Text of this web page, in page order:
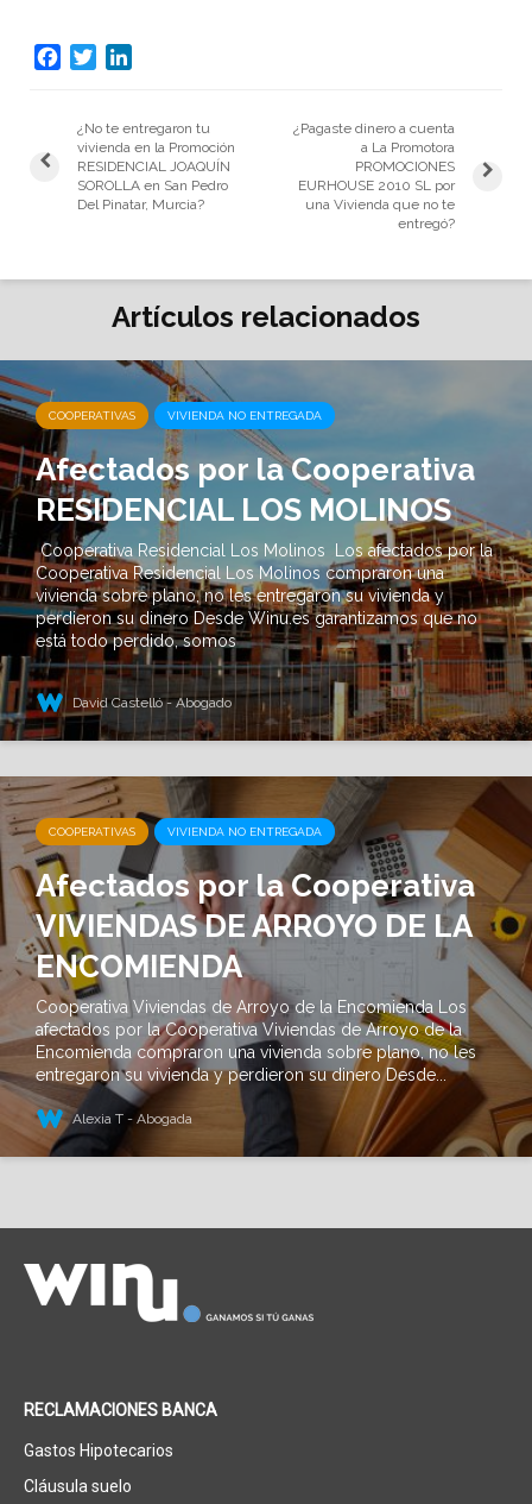
t
t
e
r
k
e
d
I
¿No te entregaron tu
vivienda en la Promoción
RESIDENCIAL JOAQUÍN
SOROLLA en San Pedro
Del Pinatar, Murcia?
¿Pagaste dinero a cuenta
a La Promotora
PROMOCIONES
EURHOUSE 2010 SL por
una Vivienda que no te
entregó?
Artículos relacionados
COOPERATIVAS VIVIENDA NO ENTREGADA
Afectados por la Cooperativa
RESIDENCIAL LOS MOLINOS
Cooperativa Residencial Los Molinos Los afectados por la
Cooperativa Residencial Los Molinos compraron una
vivienda sobre plano, no les entregaron su vivienda y
perdieron su dinero Desde Winu.es garantizamos que no
está todo perdido, somos
David Castelló - Abogado
COOPERATIVAS VIVIENDA NO ENTREGADA
Afectados por la Cooperativa
VIVIENDAS DE ARROYO DE LA
ENCOMIENDA
Cooperativa Viviendas de Arroyo de la Encomienda Los
afectados por la Cooperativa Viviendas de Arroyo de la
Encomienda compraron una vivienda sobre plano, no les
entregaron su vivienda y perdieron su dinero Desde...
Alexia T - Abogada
RECLAMACIONES BANCA
Gastos Hipotecarios
Cláusula suelo